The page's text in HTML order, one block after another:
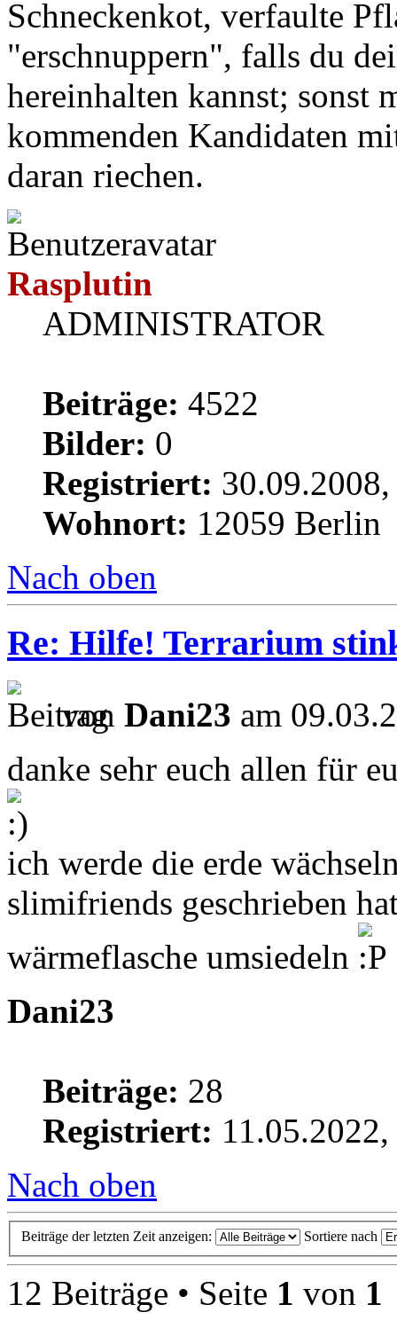
Schneckenkot, verfaulte
"erschnuppern", falls du
hereinhalten kannst; sonst
kommenden Kandidaten
daran riechen.
Rasplutin
ADMINISTRATOR
Beiträge: 4522
Bilder: 0
Registriert:
Wohnort: 12059 Berlin
Nach oben
Re: Hilfe! Terrarium
von Dani23 am
danke sehr euch allen für
ich werde die erde
slimifriends geschrieben
wärmeflasche umsiedeln
Dani23
Beiträge: 28
Registriert:
Nach oben
Beiträge der letzten Zeit anzeigen: Sortiere nach
12 Beiträge • Seite 1 von 1